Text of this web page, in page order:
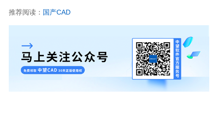
推荐阅读： 国产CAD